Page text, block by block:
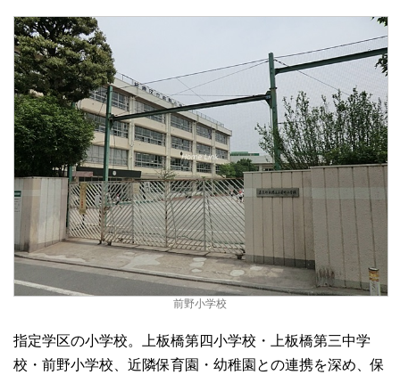
前野小学校
指定学区の小学校。上板橋第四小学校・上板橋第三中学
校・前野小学校、近隣保育園・幼稚園との連携を深め、保